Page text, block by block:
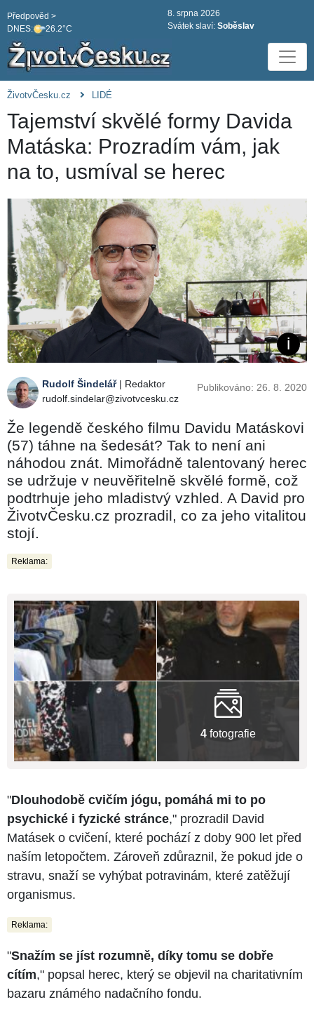
DNES: 26.2°C
Předpověd >
8. srpna 2026
Svátek slaví: Soběslav
ŽivotvČesku.cz LIDÉ
Tajemství skvělé formy Davida
Matáska: Prozradím vám, jak
na to, usmíval se herec
Rudolf Šindelář| Redaktor
rudolf.sindelar@zivotvcesku.cz
Publikováno: 26. 8. 2020
Že legendě českého filmu Davidu Matáskovi
(57) táhne na šedesát? Tak to není ani
náhodou znát. Mimořádně talentovaný herec
se udržuje v neuvěřitelně skvělé formě, což
podtrhuje jeho mladistvý vzhled. A David pro
ŽivotvČesku.cz prozradil, co za jeho vitalitou
stojí.
Reklama:
4 fotografie
"Dlouhodobě cvičím jógu, pomáhá mi to po
psychické i fyzické stránce," prozradil David
Matásek o cvičení, které pochází z doby 900 let před
naším letopočtem. Zároveň zdůraznil, že pokud jde o
stravu, snaží se vyhýbat potravinám, které zatěžují
organismus.
Reklama:
"Snažím se jíst rozumně, díky tomu se dobře
cítím," popsal herec, který se objevil na charitativním
bazaru známého nadačního fondu.